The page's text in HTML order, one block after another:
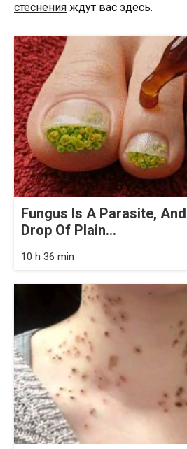
стеснения ждут вас здесь.
Fungus Is A Parasite,
Drop Of Plain...
10 h 36 min